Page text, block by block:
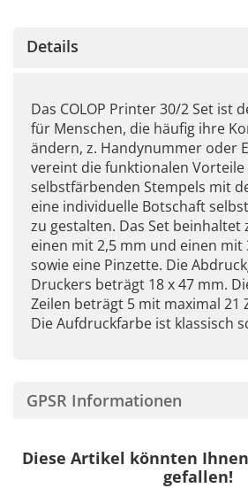
Details
Das COLOP Printer 30/2 Set ist
für Menschen, die häufig ihre
ändern, z. Handynummer oder
vereint die funktionalen Vorteile
selbstfärbenden Stempels mit
eine individuelle Botschaft
zu gestalten. Das Set beinhaltet
einen mit 2,5 mm und einen mit
sowie eine Pinzette. Die
Druckers beträgt 18 x 47 mm.
Zeilen beträgt 5 mit maximal 21
Die Aufdruckfarbe ist klassisch
GPSR Informationen
Diese Artikel könnten
gefallen!